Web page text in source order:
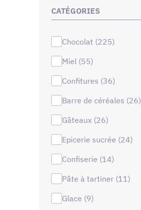
CATÉGORIES
chocolat (225)
miel (55)
confitures (36)
barre de céréales (26)
gâteaux (26)
epicerie sucrée (24)
confiserie (14)
pâte à tartiner (11)
glace (9)